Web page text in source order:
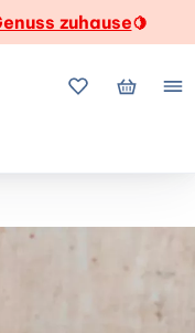
zuhause🍋
MeineMein